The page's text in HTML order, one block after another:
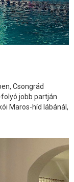
Csongrád
jobb partján
Maros-híd lábánál,